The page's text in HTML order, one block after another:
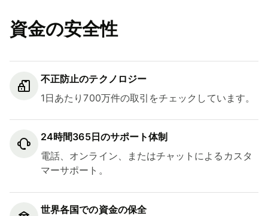
資金の安全性
不正防止のテクノロジー
1日あたり700万件の取引をチェックしています。
24時間365日のサポート体制
電話、オンライン、またはチャットによるカスタ
マーサポート。
世界各国での資金の保全